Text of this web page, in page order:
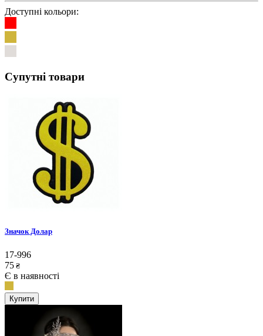
Доступні кольори:
Супутні товари
Значок Долар
17-996
75 ₴
Є в наявності
Купити